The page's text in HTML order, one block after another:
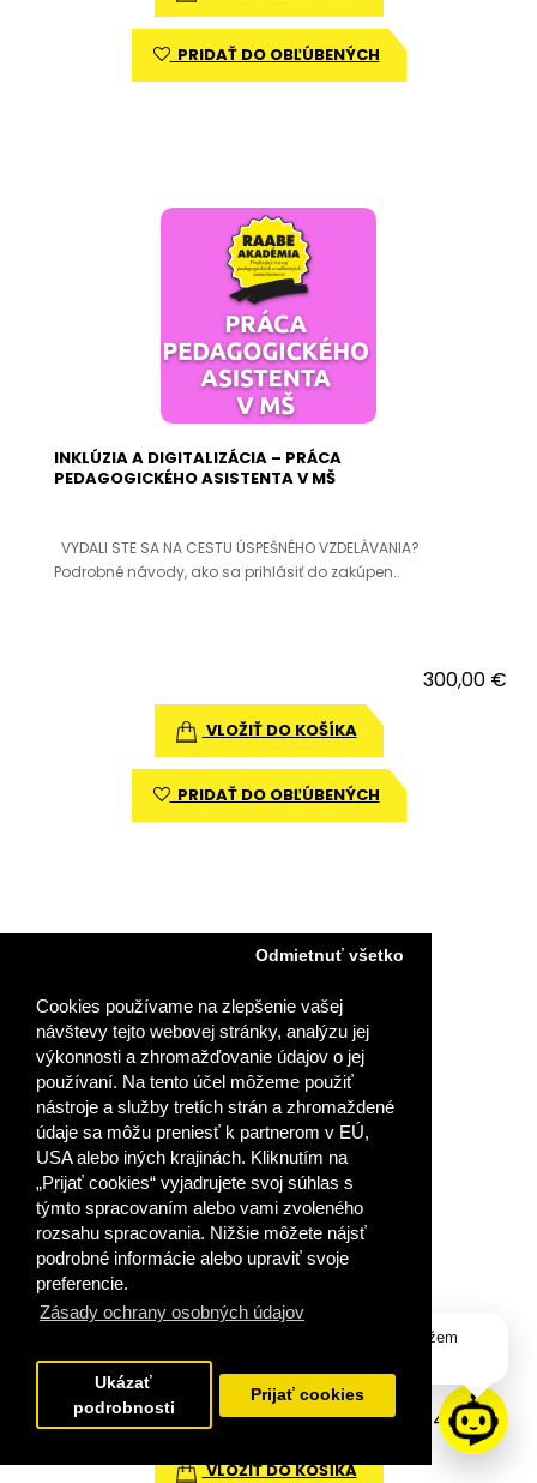
Cookies používame na zlepšenie vašej
návštevy tejto webovej stránky, analýzu jej
výkonnosti a zhromažďovanie údajov o jej
používaní. Na tento účel môžeme použiť
nástroje a služby tretích strán a zhromaždené
údaje sa môžu preniesť k partnerom v EÚ,
USA alebo iných krajinách. Kliknutím na
„Prijať cookies“ vyjadrujete svoj súhlas s
týmto spracovaním alebo vami zvoleného
rozsahu spracovania. Nižšie môžete nájsť
podrobné informácie alebo upraviť svoje
preferencie.
Zásady ochrany osobných údajov
Odmietnuť všetko
Ukázať
podrobnosti
Prijať cookies
PRIDAŤ DO OBĽÚBENÝCH
INKLÚZIA A DIGITALIZÁCIA – PRÁCA
PEDAGOGICKÉHO ASISTENTA V MŠ
VYDALI STE SA NA CESTU ÚSPEŠNÉHO VZDELÁVANIA?
Podrobné návody, ako sa prihlásiť do zakúpen..
300,00 €
VLOŽIŤ DO KOŠÍKA
PRIDAŤ DO OBĽÚBENÝCH
DIEŤA AUTISTA V ŠKOLE
VYDALI STE SA NA CESTU ÚSPEŠNÉHO VZDELÁVANIA?
Podrobné návody, ako sa prihlásiť do zakúpen..
40,00 €
VLOŽIŤ DO KOŠÍKA
Dobrý deň, ako vám môžem